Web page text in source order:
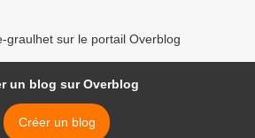
graulhet sur le portail Overblog
un blog sur Overblog
Créer un blog